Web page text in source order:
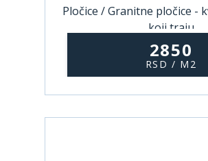
Pločice / Granitne pločice -
koji traju
2850
RSD / M2